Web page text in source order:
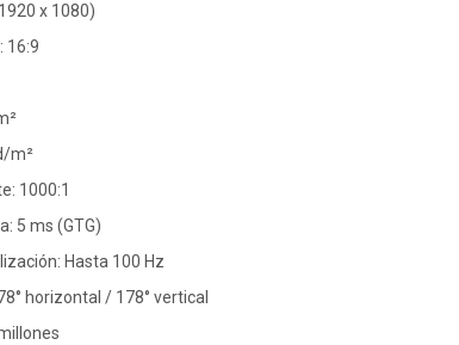
x 1080)
16:9
m²
1000:1
5 ms (GTG)
Hasta 100 Hz
horizontal / 178° vertical